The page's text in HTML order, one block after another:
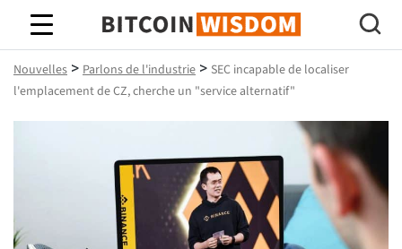
Bitcoin Sagesse
Nouvelles > Parlons de l'industrie > SEC incapable de localiser
l'emplacement de CZ, cherche un "service alternatif"